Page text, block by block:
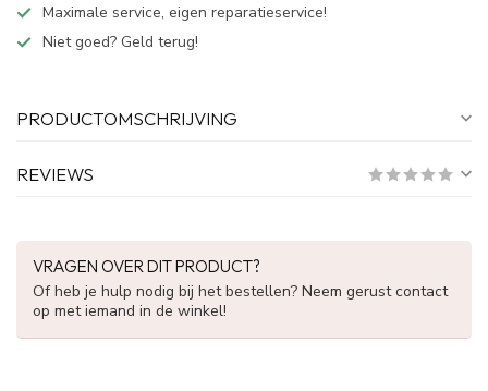
Maximale service, eigen reparatieservice!
Niet goed? Geld terug!
PRODUCTOMSCHRIJVING
REVIEWS
VRAGEN OVER DIT PRODUCT?
Of heb je hulp nodig bij het bestellen? Neem gerust contact
op met iemand in de winkel!